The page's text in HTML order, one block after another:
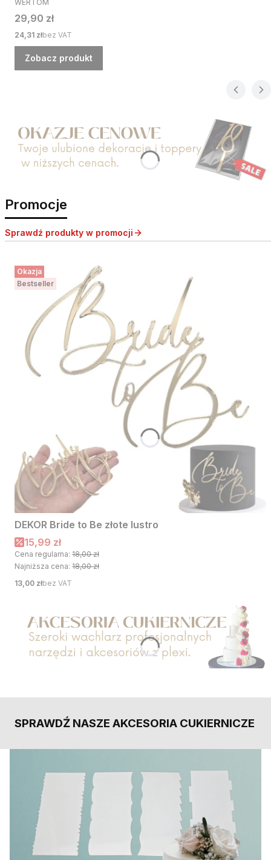
WERTOM
Cena
29,90 zł
Cena
24,31 złbez VAT
Zobacz produkt
Promocje
Sprawdź produkty w promocji
Okazja
Bestseller
DEKOR Bride to Be złote lustro
Cena promocyjna
15,99 zł
Cena regularna: 18,00 zł
Najniższa cena: 18,00 zł
Cena
13,00 złbez VAT
SPRAWDŹ NASZE AKCESORIA CUKIERNICZE